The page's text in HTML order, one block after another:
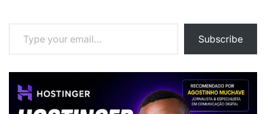
Type your email…
Subscribe